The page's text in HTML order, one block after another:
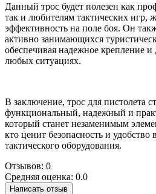
Данный трос будет полезен как
так и любителям тактических
эффективность на поле боя. Он
активно занимающихся
обеспечивая надежное крепление и
любых ситуациях.
В заключение, трос для пистолета
функциональный, надежный и
который станет незаменимым
кто ценит безопасность и удобство
тактического оборудования.
Отзывов: 0
Средняя оценка: 0.0
Написать отзыв